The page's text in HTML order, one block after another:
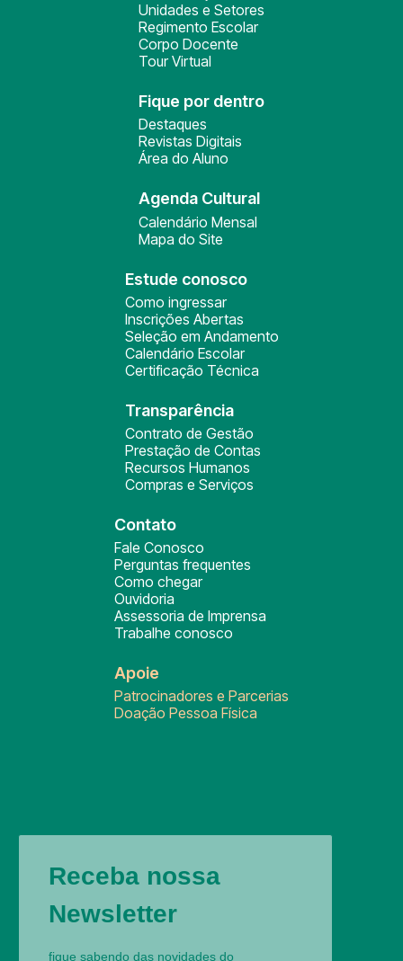
Unidades e Setores
Regimento Escolar
Corpo Docente
Tour Virtual
Fique por dentro
Destaques
Revistas Digitais
Área do Aluno
Agenda Cultural
Calendário Mensal
Mapa do Site
Estude conosco
Como ingressar
Inscrições Abertas
Seleção em Andamento
Calendário Escolar
Certificação Técnica
Transparência
Contrato de Gestão
Prestação de Contas
Recursos Humanos
Compras e Serviços
Contato
Fale Conosco
Perguntas frequentes
Como chegar
Ouvidoria
Assessoria de Imprensa
Trabalhe conosco
Apoie
Patrocinadores e Parcerias
Doação Pessoa Física